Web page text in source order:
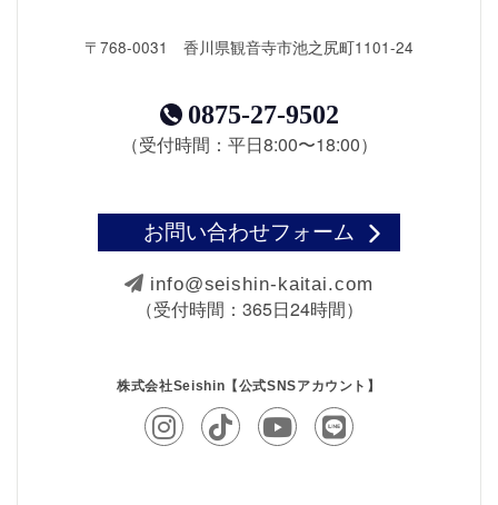
〒768-0031 香川県観音寺市池之尻町1101-24
0875-27-9502
（受付時間：平日8:00〜18:00）
お問い合わせフォーム
info@seishin-kaitai.com
（受付時間：365日24時間）
株式会社Seishin【公式SNSアカウント】